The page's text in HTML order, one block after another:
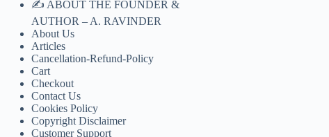
✍️ ABOUT THE FOUNDER &
AUTHOR – A. RAVINDER
About Us
Articles
Cancellation-Refund-Policy
Cart
Checkout
Contact Us
Cookies Policy
Copyright Disclaimer
Customer Support